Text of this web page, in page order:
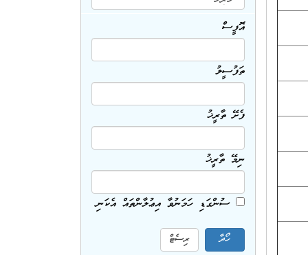
އޮފީސް
ތަފުސީލު
ފެށޭ ތާރީޚު
ނިމޭ ތާރީޚު
ސުންގަޑި ހަމަނުވާ އިޢުލާންތައް އެކަނި